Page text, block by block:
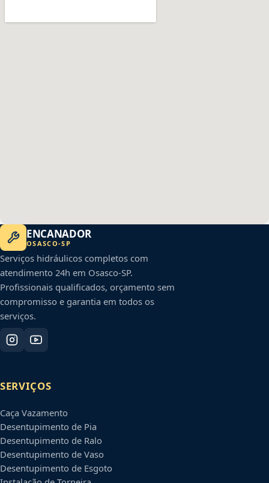
ENCANADOR
OSASCO-SP
Serviços hidráulicos completos com
atendimento 24h em Osasco-SP.
Profissionais qualificados, orçamento sem
compromisso e garantia em todos os
serviços.
SERVIÇOS
Caça Vazamento
Desentupimento de Pia
Desentupimento de Ralo
Desentupimento de Vaso
Desentupimento de Esgoto